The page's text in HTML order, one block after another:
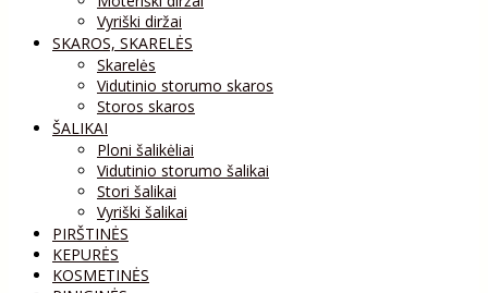
Vyriški diržai
SKAROS, SKARELĖS
Skarelės
Vidutinio storumo skaros
Storos skaros
ŠALIKAI
Ploni šalikėliai
Vidutinio storumo šalikai
Stori šalikai
Vyriški šalikai
PIRŠTINĖS
KEPURĖS
KOSMETINĖS